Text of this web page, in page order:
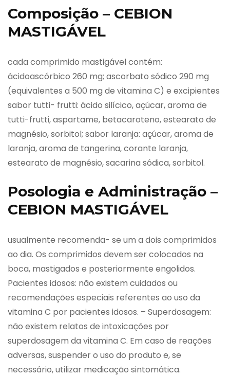
Composição – CEBION
MASTIGÁVEL
cada comprimido mastigável contém:
ácidoascórbico 260 mg; ascorbato sódico 290 mg
(equivalentes a 500 mg de vitamina C) e excipientes
sabor tutti- frutti: ácido silícico, açúcar, aroma de
tutti-frutti, aspartame, betacaroteno, estearato de
magnésio, sorbitol; sabor laranja: açúcar, aroma de
laranja, aroma de tangerina, corante laranja,
estearato de magnésio, sacarina sódica, sorbitol.
Posologia e Administração –
CEBION MASTIGÁVEL
usualmente recomenda- se um a dois comprimidos
ao dia. Os comprimidos devem ser colocados na
boca, mastigados e posteriormente engolidos.
Pacientes idosos: não existem cuidados ou
recomendações especiais referentes ao uso da
vitamina C por pacientes idosos. – Superdosagem:
não existem relatos de intoxicações por
superdosagem da vitamina C. Em caso de reações
adversas, suspender o uso do produto e, se
necessário, utilizar medicação sintomática.